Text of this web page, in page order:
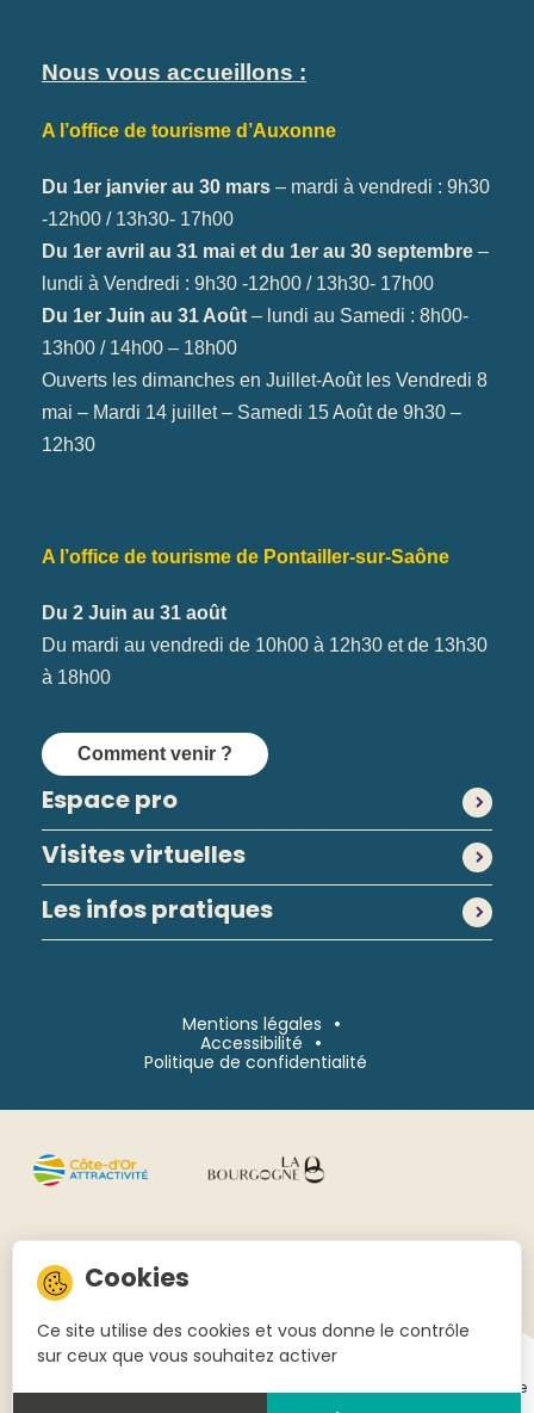
Nous vous accueillons :
A l’office de tourisme d’Auxonne
Du 1er janvier au 30 mars – mardi à vendredi : 9h30
-12h00 / 13h30- 17h00
Du 1er avril au 31 mai et du 1er au 30 septembre –
lundi à Vendredi : 9h30 -12h00 / 13h30- 17h00
Du 1er Juin au 31 Août – lundi au Samedi : 8h00-
13h00 / 14h00 – 18h00
Ouverts les dimanches en Juillet-Août les Vendredi 8
mai – Mardi 14 juillet – Samedi 15 Août de 9h30 –
12h30
A l’office de tourisme de Pontailler-sur-Saône
Du 2 Juin au 31 août
Du mardi au vendredi de 10h00 à 12h30 et de 13h30
à 18h00
Comment venir ?
Espace pro
Visites virtuelles
Les infos pratiques
Mentions légales
Accessibilité
Politique de confidentialité
par l'agence
Ce site utilise des cookies et vous donne le contrôle
sur ceux que vous souhaitez activer